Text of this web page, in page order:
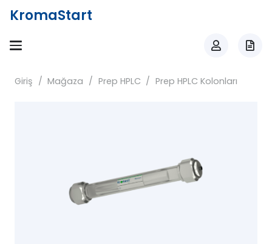
KromaStart
Giriş / Mağaza / Prep HPLC / Prep HPLC Kolonları